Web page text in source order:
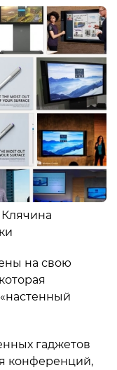
Клячина
на свою
гаджетов
конференций,